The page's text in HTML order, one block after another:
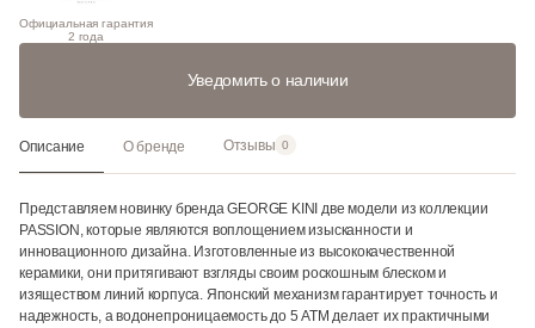
Официальная гарантия
2 года
Уведомить о наличии
Описание О бренде Отзывы 0
Представляем новинку бренда GEORGE KINI две модели из коллекции
PASSION, которые являются воплощением изысканности и
инновационного дизайна. Изготовленные из высококачественной
керамики, они притягивают взгляды своим роскошным блеском и
изяществом линий корпуса. Японский механизм гарантирует точность и
надежность, а водонепроницаемость до 5 АТМ делает их практичными